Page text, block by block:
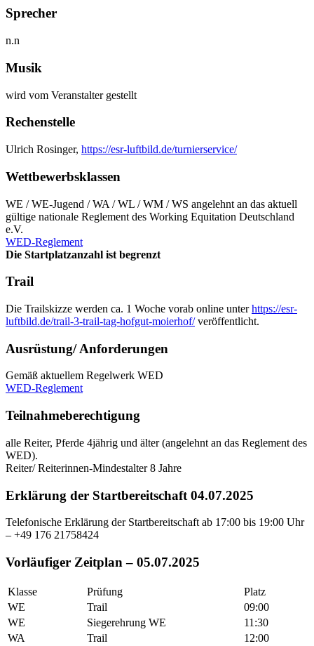
Sprecher
n.n
Musik
wird vom Veranstalter gestellt
Rechenstelle
Ulrich Rosinger, https://esr-luftbild.de/turnierservice/
Wettbewerbsklassen
WE / WE-Jugend / WA / WL / WM / WS angelehnt an das aktuell
gültige nationale Reglement des Working Equitation Deutschland
e.V.
WED-Reglement
Die Startplatzanzahl ist begrenzt
Trail
Die Trailskizze werden ca. 1 Woche vorab online unterhttps://esr-
luftbild.de/trail-3-trail-tag-hofgut-moierhof/veröffentlicht.
Ausrüstung/ Anforderungen
Gemäß aktuellem Regelwerk WED
WED-Reglement
Teilnahmeberechtigung
alle Reiter, Pferde 4jährig und älter (angelehnt an das Reglement des
WED).
Reiter/ Reiterinnen-Mindestalter 8 Jahre
Erklärung der Startbereitschaft 04.07.2025
Telefonische Erklärung der Startbereitschaft ab 17:00 bis 19:00 Uhr
– +49 176 21758424
Vorläufiger Zeitplan – 05.07.2025
Klasse Prüfung
Platz
WE
Trail
09:00
WE
Siegerehrung WE
11:30
WA
Trail 12:00